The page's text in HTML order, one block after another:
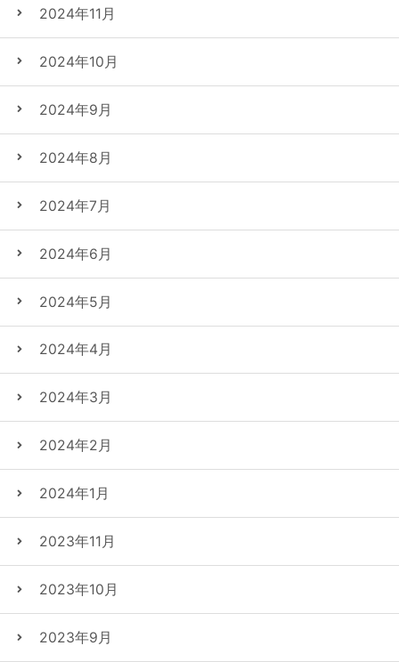
2024年11月
2024年10月
2024年9月
2024年8月
2024年7月
2024年6月
2024年5月
2024年4月
2024年3月
2024年2月
2024年1月
2023年11月
2023年10月
2023年9月